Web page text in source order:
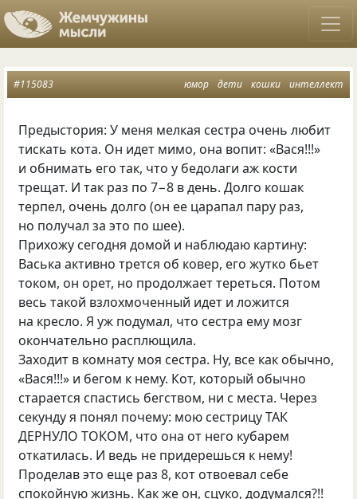
юмор дети кошки интеллект
#115083
Предыстория: У меня мелкая сестра очень любит
тискать кота. Он идет мимо, она вопит: «Вася!!!»
и обнимать его так, что у бедолаги аж кости
трещат. И так раз по 7−8 в день. Долго кошак
терпел, очень долго (он ее царапал пару раз,
но получал за это по шее).
Прихожу сегодня домой и наблюдаю картину:
Васька активно трется об ковер, его жутко бьет
током, он орет, но продолжает тереться. Потом
весь такой взлохмоченный идет и ложится
на кресло. Я уж подумал, что сестра ему мозг
окончательно расплющила.
Заходит в комнату моя сестра. Ну, все как обычно,
«Вася!!!» и бегом к нему. Кот, который обычно
старается спастись бегством, ни с места. Через
секунду я понял почему: мою сестрицу ТАК
ДЕРНУЛО ТОКОМ, что она от него кубарем
откатилась. И ведь не придерешься к нему!
Проделав это еще раз 8, кот отвоевал себе
спокойную жизнь. Как же он, сцуко, додумался?!!